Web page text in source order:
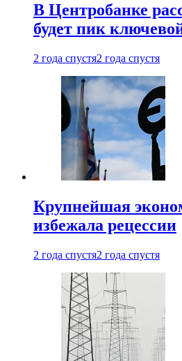
В Центробанке
будет пик
2 года спустя2 года спустя
Крупнейшая
избежала рецессии
2 года спустя2 года спустя